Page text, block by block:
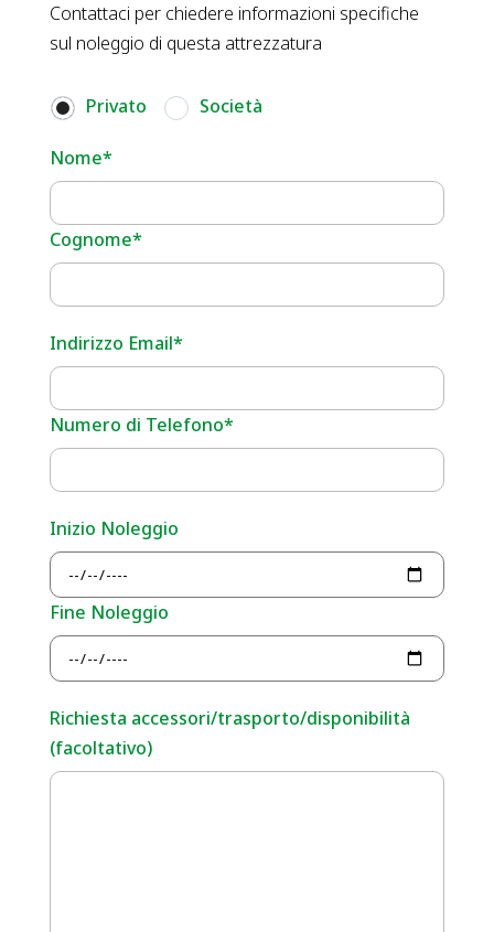
Contattaci per chiedere informazioni specifiche
sul noleggio di questa attrezzatura
Privato Società
Nome*
Cognome*
Indirizzo Email*
Numero di Telefono*
Inizio Noleggio
Fine Noleggio
Richiesta accessori/trasporto/disponibilità
(facoltativo)